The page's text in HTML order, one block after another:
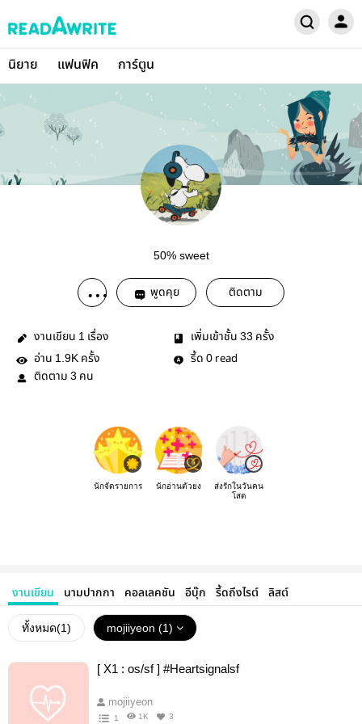
นิยาย แฟนฟิค การ์ตูน
50% sweet
พูดคุย ติดตาม
งานเขียน 1 เรื่อง เพิ่มเข้าชั้น 33 ครั้ง
อ่าน 1.9K ครั้ง รี้ด 0 read
ติดตาม 3 คน
นักจัดรายการ นักอ่านตัวยง
ส่งรักในวันคน
โสด
งานเขียน นามปากกา คอลเลคชัน อีบุ๊ก รี้ดถึงไรต์ ลิสต์
ทั้งหมด(1) mojiiyeon (1)
[ X1 : os/sf ] #Heartsignalsf
mojiiyeon
1 1K 3